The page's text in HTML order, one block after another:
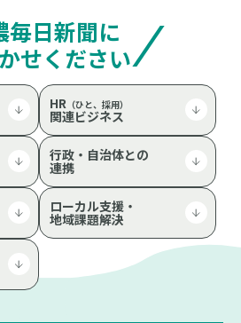
毎日新聞に
せください
HR （ひと、採用）
関連ビジネス
行政・自治体との
連携
ローカル支援・
地域課題解決